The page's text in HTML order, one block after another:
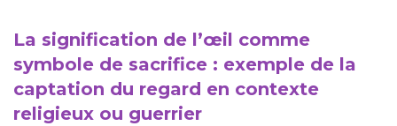
La signification de l’œil comme
symbole de sacrifice : exemple de la
captation du regard en contexte
religieux ou guerrier